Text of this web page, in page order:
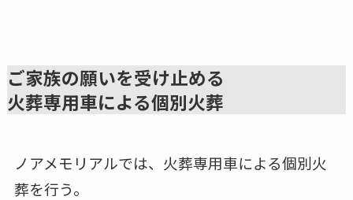
ご家族の願いを受け止める
火葬専用車による個別火葬
ノアメモリアルでは、火葬専用車による個別火
葬を行う。